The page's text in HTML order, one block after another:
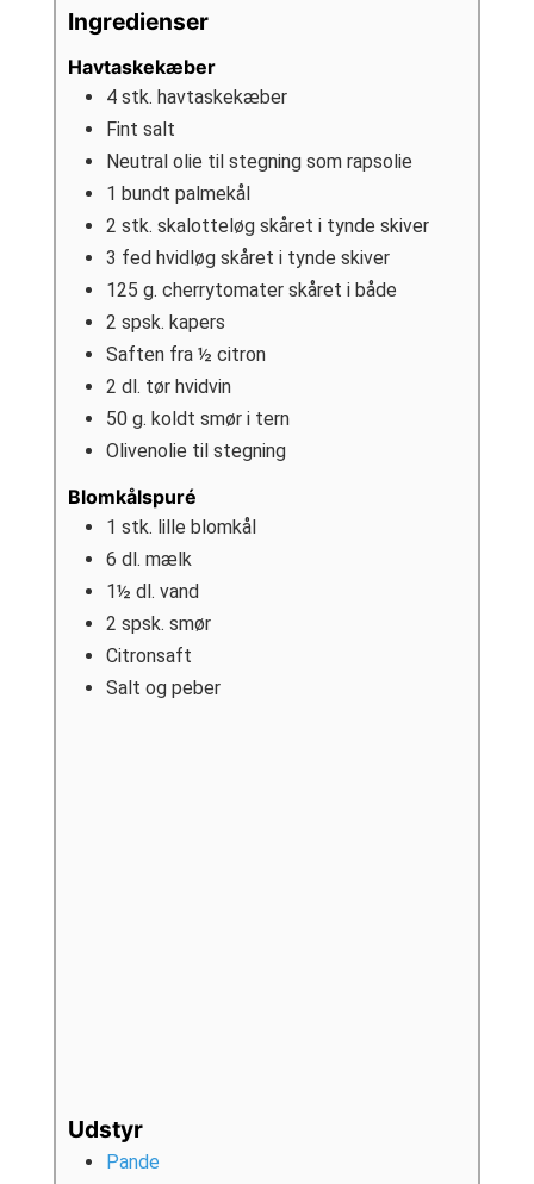
Ingredienser
Havtaskekæber
4 stk. havtaskekæber
Fint salt
Neutral olie til stegning som rapsolie
1 bundt palmekål
2 stk. skalotteløg skåret i tynde skiver
3 fed hvidløg skåret i tynde skiver
125 g. cherrytomater skåret i både
2 spsk. kapers
Saften fra ½ citron
2 dl. tør hvidvin
50 g. koldt smør i tern
Olivenolie til stegning
Blomkålspuré
1 stk. lille blomkål
6 dl. mælk
1½ dl. vand
2 spsk. smør
Citronsaft
Salt og peber
Udstyr
Pande